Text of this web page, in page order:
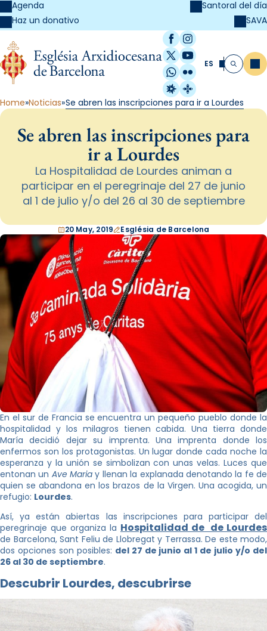
Agenda
Haz un donativo
Santoral del día
SAVA
Facebook
Instagram
X / Twitter
YouTube
WhatsApp
Flickr
Radio Estel
Catalunya
ES Buscar
Home Noticias Se abren las inscripciones para ir a Lourdes
Se abren las inscripciones para
ir a Lourdes
La Hospitalidad de Lourdes animan a
participar en el peregrinaje del 27 de junio
al 1 de julio y/o del 26 al 30 de septiembre
20 May, 2019 Església de Barcelona
En el sur de Francia se encuentra un pequeño pueblo donde la
hospitalidad y los milagros tienen cabida. Una tierra donde
María decidió dejar su imprenta. Una imprenta donde los
enfermos son los protagonistas. Un lugar donde cada noche la
esperanza y la unión se simbolizan con unas velas. Luces que
entonan un Ave Maria y llenan la explanada denotando la fe de
quien se abandona en los brazos de la Virgen. Una acogida, un
refugio: Lourdes.
Así, ya están abiertas las inscripciones para participar del
peregrinaje que organiza la Hospitalidad de de Lourdes
de Barcelona, Sant Feliu de Llobregat y Terrassa. De este modo,
dos opciones son posibles: del 27 de junio al 1 de julio y/o del
26 al 30 de septiembre.
Descubrir Lourdes, descubrirse